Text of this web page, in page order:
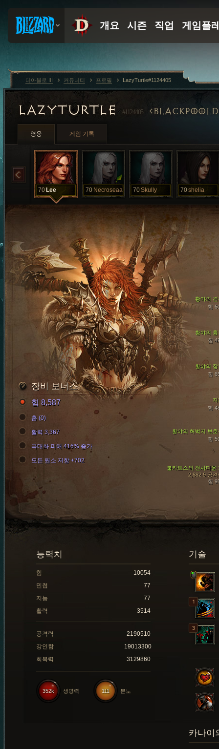
LAZYTURTLE #1124405
영웅 게임 기록
70 Lee 70 Necroseaa 70Skully 70shelia
황야의 흉
힘
황야의 장
힘
황야의 견
힘
황야의 허벅지 보호
힘
불카토스의 전사다운
2,882.9 공격
힘
힘
장비 보너스
힘 8,587
홈 (0)
활력 3,367
극대화 피해 416% 증가
모든 원소 저항 +702
기술
능력치
힘
10054
민첩
77
지능
77
활력
3514
공격력
2190510
강인함
19013300
회복력
3129860
111 분노
352k 생명력
카나이
디아블로 III 커뮤니티 프로필 LazyTurtle#1124405